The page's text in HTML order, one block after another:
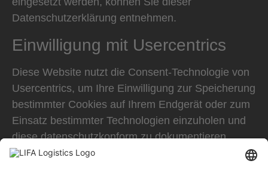
Datenschutzerklärung entnehmen.
Einwilligung mit Usercentrics
Diese Website nutzt die Consent-Technologie von
Usercentrics, um Ihre Einwilligung zur Speicherung
bestimmter Cookies auf Ihrem Endgerät oder zum
Einsatz bestimmter Technologien einzuholen und
diese datenschutzkonform zu dokumentieren.
Anbieter dieser Technologie ist die Usercentrics